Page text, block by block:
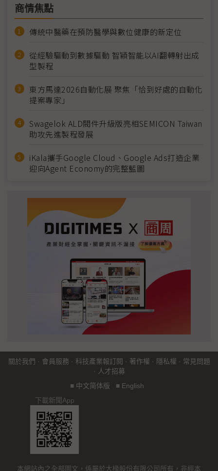
商情焦點
傳統中醫藥在預防醫學與數位健康的新定位
從經驗驅動到數據驅動 智穎智能以AI翻轉射出成
型製程
東方馬達2026自動化展 聚焦「恰到好處的自動化
提案專家」
Swagelok ALD閥件升級版亮相SEMICON Taiwan
助攻先進製程發展
iKala攜手Google Cloud、Google Ads打造企業
迎向Agent Economy的完整藍圖
關於我們 · 會員服務 · 科技產業報訂閱 · 著作權 · 隱私權 · 常見問題
· 人才招募
■ 中文简体版 ■ English
下載新聞App
本網站內之全部圖文，係屬於大椽股份有限公司所有，非經本